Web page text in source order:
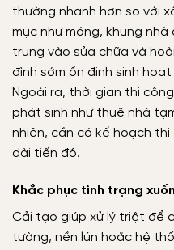
thường nhanh hơn so với
mục như móng, khung
trung vào sửa chữa và
đình sớm ổn định sinh
Ngoài ra, thời gian thi
phát sinh như thuê nhà
nhiên, cần có kế hoạch
dài tiến độ.
Khắc phục tình trạng
Cải tạo giúp xử lý triệt để
tường, nền lún hoặc hệ